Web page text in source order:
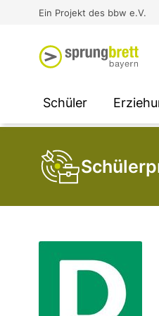
Ein Projekt des bbw e.V.
Schüler
SOCIAL MEDIA
SOCIAL MEDIA
SOCIAL MEDIA
Unternehmen